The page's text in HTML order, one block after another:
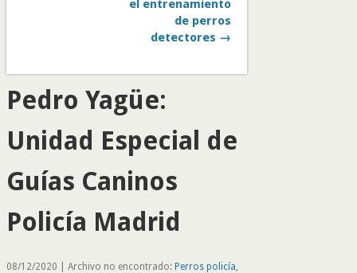
el entrenamiento
de perros
detectores →
Pedro Yagüe:
Unidad Especial de
Guías Caninos
Policía Madrid
08/12/2020 | Archivo no encontrado: Perros policía,